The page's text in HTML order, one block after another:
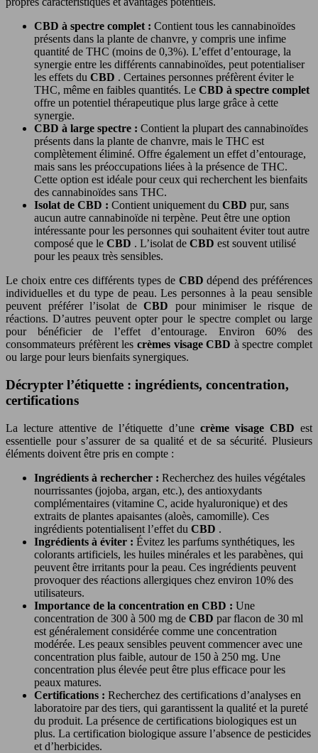
CBD à spectre complet : Contient tous les cannabinoïdes
présents dans la plante de chanvre, y compris une infime
quantité de THC (moins de 0,3%). L’effet d’entourage, la
synergie entre les différents cannabinoïdes, peut potentialiser
les effets du CBD . Certaines personnes préfèrent éviter le
THC, même en faibles quantités. Le CBD à spectre complet
offre un potentiel thérapeutique plus large grâce à cette
synergie.
CBD à large spectre : Contient la plupart des cannabinoïdes
présents dans la plante de chanvre, mais le THC est
complètement éliminé. Offre également un effet d’entourage,
mais sans les préoccupations liées à la présence de THC.
Cette option est idéale pour ceux qui recherchent les bienfaits
des cannabinoïdes sans THC.
Isolat de CBD : Contient uniquement du CBD pur, sans
aucun autre cannabinoïde ni terpène. Peut être une option
intéressante pour les personnes qui souhaitent éviter tout autre
composé que le CBD . L’isolat de CBD est souvent utilisé
pour les peaux très sensibles.
Le choix entre ces différents types de CBDdépend des préférences
individuelles et du type de peau. Les personnes à la peau sensible
peuvent préférer l’isolat deCBD pour minimiser le risque de
réactions. D’autres peuvent opter pour le spectre complet ou large
pour bénéficier de l’effet d’entourage. Environ 60% des
consommateurs préfèrent les crèmes visage CBD à spectre complet
ou large pour leurs bienfaits synergiques.
Décrypter l’étiquette : ingrédients, concentration,
certifications
La lecture attentive de l’étiquette d’une crème visage CBDest
essentielle pour s’assurer de sa qualité et de sa sécurité. Plusieurs
éléments doivent être pris en compte :
Ingrédients à rechercher : Recherchez des huiles végétales
nourrissantes (jojoba, argan, etc.), des antioxydants
complémentaires (vitamine C, acide hyaluronique) et des
extraits de plantes apaisantes (aloès, camomille). Ces
ingrédients potentialisent l’effet du CBD .
Ingrédients à éviter : Évitez les parfums synthétiques, les
colorants artificiels, les huiles minérales et les parabènes, qui
peuvent être irritants pour la peau. Ces ingrédients peuvent
provoquer des réactions allergiques chez environ 10% des
utilisateurs.
Importance de la concentration en CBD : Une
concentration de 300 à 500 mg de CBD par flacon de 30 ml
est généralement considérée comme une concentration
modérée. Les peaux sensibles peuvent commencer avec une
concentration plus faible, autour de 150 à 250 mg. Une
concentration plus élevée peut être plus efficace pour les
peaux matures.
Certifications : Recherchez des certifications d’analyses en
laboratoire par des tiers, qui garantissent la qualité et la pureté
du produit. La présence de certifications biologiques est un
plus. La certification biologique assure l’absence de pesticides
et d’herbicides.